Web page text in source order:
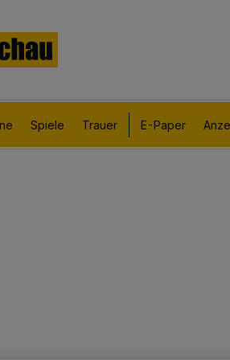
Spiele Trauer E-Paper